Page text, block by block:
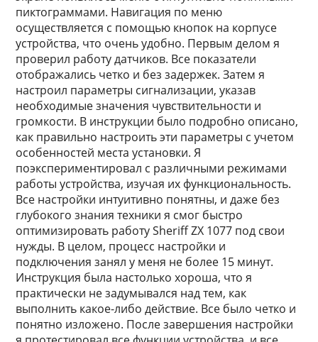
пиктограммами. Навигация по меню
осуществляется с помощью кнопок на корпусе
устройства, что очень удобно. Первым делом я
проверил работу датчиков. Все показатели
отображались четко и без задержек. Затем я
настроил параметры сигнализации, указав
необходимые значения чувствительности и
громкости. В инструкции было подробно описано,
как правильно настроить эти параметры с учетом
особенностей места установки. Я
поэкспериментировал с различными режимами
работы устройства, изучая их функциональность.
Все настройки интуитивно понятны, и даже без
глубокого знания техники я смог быстро
оптимизировать работу Sheriff ZX 1077 под свои
нужды. В целом, процесс настройки и
подключения занял у меня не более 15 минут.
Инструкция была настолько хороша, что я
практически не задумывался над тем, как
выполнить какое-либо действие. Все было четко и
понятно изложено. После завершения настройки